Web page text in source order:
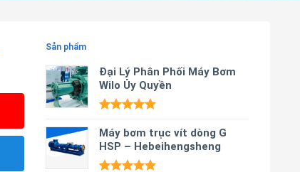
Sản phẩm
Đại Lý Phân Phối Máy Bơm
Wilo Ủy Quyền
hạng5.00
5 sao
Máy bơm trục vít dòng G
HSP – Hebeihengsheng